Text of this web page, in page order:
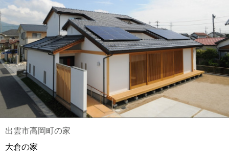
出雲市高岡町の家
大倉の家